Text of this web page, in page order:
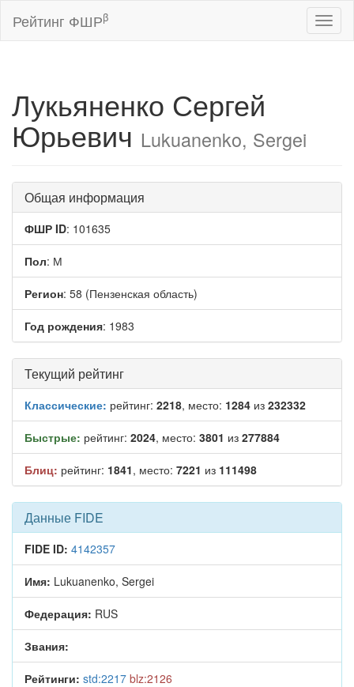
Рейтинг ФШРβ
Лукьяненко Сергей
Юрьевич Lukuanenko, Sergei
Общая информация
ФШР ID: 101635
Пол: М
Регион: 58 (Пензенская область)
Год рождения: 1983
Текущий рейтинг
Классические: рейтинг: 2218, место: 1284 из 232332
Быстрые: рейтинг: 2024, место: 3801 из 277884
Блиц: рейтинг: 1841, место: 7221 из 111498
Данные FIDE
FIDE ID: 4142357
Имя: Lukuanenko, Sergei
Федерация: RUS
Звания:
Рейтинги: std:2217 blz:2126